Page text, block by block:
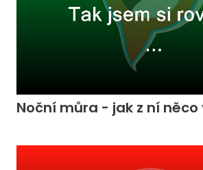
Noční můra - jak z ní